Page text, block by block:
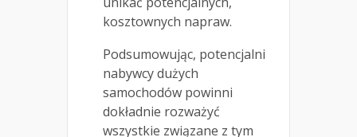
kosztownych napraw.
Podsumowując, potencjalni
nabywcy dużych
samochodów powinni
dokładnie rozważyć
wszystkie związane z tym